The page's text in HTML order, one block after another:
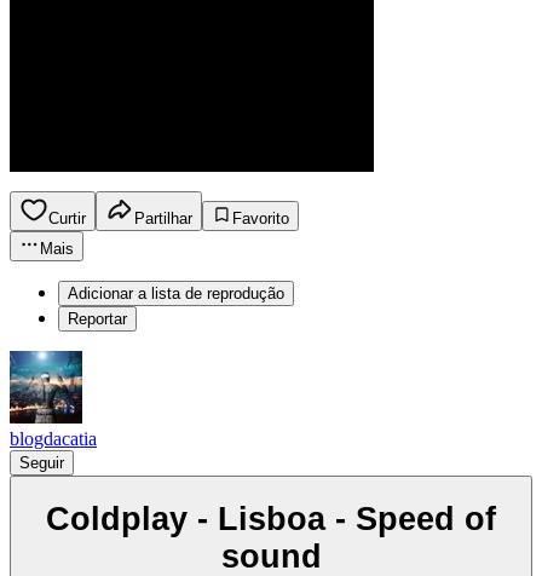
Curtir Partilhar
Favorito
Mais
Adicionar a lista de reprodução
Reportar
blogdacatia
Seguir
Coldplay - Lisboa - Speed of
sound